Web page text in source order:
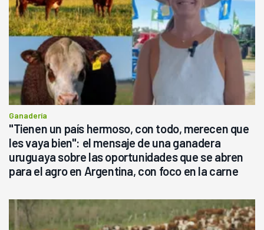
Ganadería
"Tienen un país hermoso, con todo, merecen que
les vaya bien": el mensaje de una ganadera
uruguaya sobre las oportunidades que se abren
para el agro en Argentina, con foco en la carne